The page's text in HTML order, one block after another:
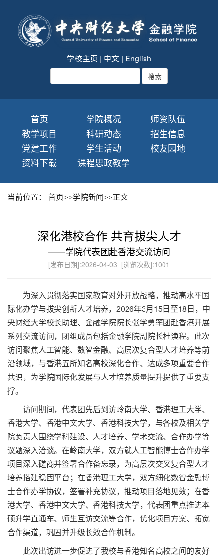
学校主页 | 中文 | English
首页 学院概况
师资队伍
教学项目
科研动态
招生信息
党建工作
学生活动
校友园地
资料下载
课程思政教学
当前位置： 首页>>学院新闻>>正文
深化港校合作 共育拔尖人才
——学院代表团赴香港交流访问
[发布日期]:2026-04-03 [浏览次数]:1001
为深入贯彻落实国家教育对外开放战略，推动高水平国
际化办学与拔尖创新人才培养，2026年3月15日至18日，中
央财经大学校长助理、金融学院院长张学勇率团赴香港开展
系列交流访问，团组成员包括金融学院副院长杜涣程。此次
访问聚焦人工智能、数智金融、高层次复合型人才培养等前
沿领域，与香港五所知名高校深化合作、达成多项重要合作
共识，为学院国际化发展与人才培养质量提升提供了重要支
撑。
访问期间，代表团先后到访岭南大学、香港理工大学、
香港大学、香港中文大学、香港科技大学，与各校及相关学
院负责人围绕学科建设、人才培养、学术交流、合作办学等
议题深入洽谈。在岭南大学，双方就人工智能博士合作办学
项目深入磋商并签署合作备忘录，为高层次交叉复合型人才
培养搭建稳固平台；在香港理工大学，双方细化数智金融博
士合作办学协议，签署补充协议，推动项目落地见效；在香
港大学、香港中文大学、香港科技大学，代表团重点推进本
硕升学直通车、师生互访交流等合作，优化项目方案、拓宽
合作渠道，巩固并升级长效合作机制。
此次出访进一步促进了我校与香港知名高校之间的友好